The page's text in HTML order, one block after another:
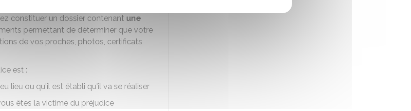
constituer un dossier contenant une
permettant de déterminer que votre
de vos proches, photos, certificats
est :
lieu ou qu'il est établi qu'il va se réaliser
êtes la victime du préjudice